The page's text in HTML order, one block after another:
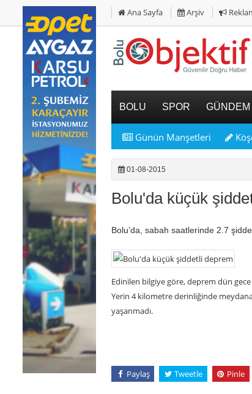
Ana Sayfa Arşiv
BOLU SPOR GÜNDEM
Günün Manşetleri
01-08-2015
Bolu'da küçük
Bolu’da, sabah saatlerinde 2.7
Edinilen bilgiye göre, deprem dün
Yerin 4 kilometre derinliğinde
yaşanmadı.
Paylaş Tweetle Pinle